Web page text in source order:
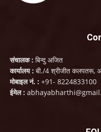
संचालक : बिन्दु अजित
कार्यालय : बी./4 श्रीजीत कलपतरू,
मोबाइल नं. : +91- 8224833100
ईमेल :